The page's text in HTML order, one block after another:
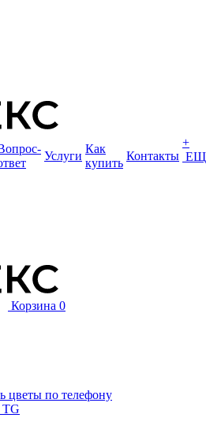
Услуги
Как
купить
Контакты
+
Корзина 0
цветы по телефону
TG